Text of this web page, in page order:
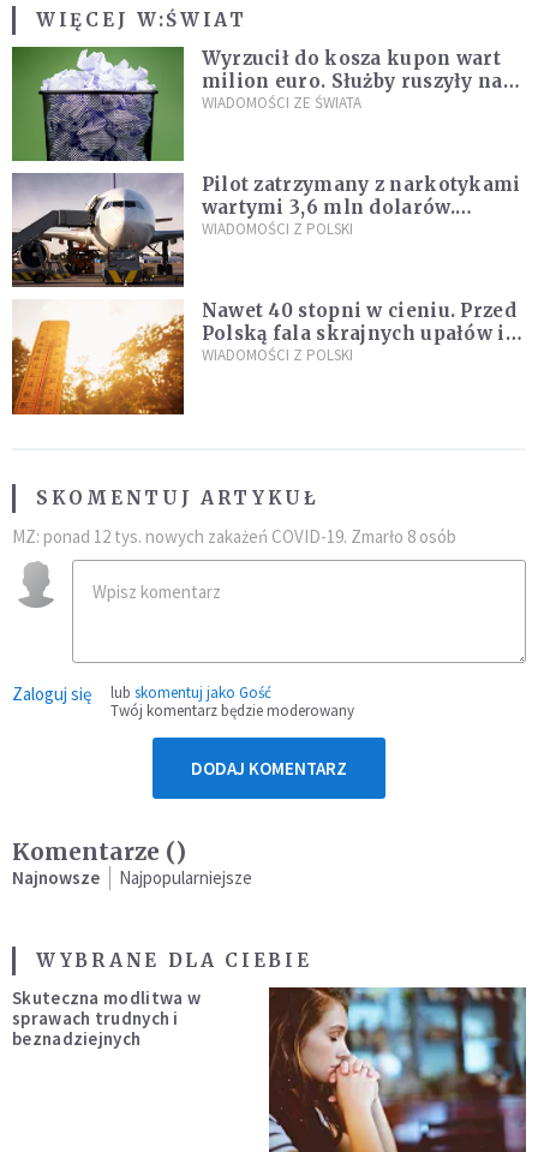
WIĘCEJ W:ŚWIAT
Wyrzucił do kosza kupon wart
milion euro. Służby ruszyły na
poszukiwania
WIADOMOŚCI ZE ŚWIATA
Pilot zatrzymany z narkotykami
wartymi 3,6 mln dolarów.
Śledczy podejrzewają, że latał
WIADOMOŚCI Z POLSKI
Nawet 40 stopni w cieniu. Przed
Polską fala skrajnych upałów i
gwałtowne burze
WIADOMOŚCI Z POLSKI
SKOMENTUJ ARTYKUŁ
MZ: ponad 12 tys. nowych zakażeń COVID-19. Zmarło 8 osób
Zaloguj się lub skomentuj jako Gość
Twój komentarz będzie moderowany
DODAJ KOMENTARZ
Komentarze ()
Najnowsze Najpopularniejsze
WYBRANE DLA CIEBIE
Skuteczna modlitwa w
sprawach trudnych i
beznadziejnych